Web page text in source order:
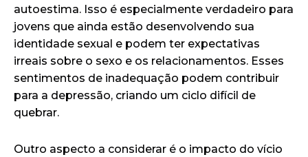
autoestima. Isso é especialmente verdadeiro para
jovens que ainda estão desenvolvendo sua
identidade sexual e podem ter expectativas
irreais sobre o sexo e os relacionamentos. Esses
sentimentos de inadequação podem contribuir
para a depressão, criando um ciclo difícil de
quebrar.
Outro aspecto a considerar é o impacto do vício